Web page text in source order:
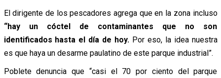
El dirigente de los pescadores agrega que en la zona incluso
“hay un cóctel de contaminantes que no son
identificados hasta el día de hoy. Por eso, la idea nuestra
es que haya un desarme paulatino de este parque industrial”.
Poblete denuncia que “casi el 70 por ciento del parque